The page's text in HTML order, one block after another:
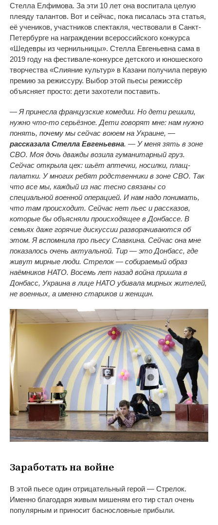
Стелла Елфимова. За эти 10 лет она воспитала целую
плеяду талантов. Вот и сейчас, пока писалась эта статья,
её учеников, участников спектакля, чествовали в Санкт-
Петербурге на награждении всероссийского конкурса
«Шедевры из чернильницы». Стелла Евгеньевна сама в
2019 году на фестивале-конкурсе детского и юношеского
творчества «Слияние культур» в Казани получила первую
премию за режиссуру. Выбор этой пьесы режиссёр
объясняет просто: дети захотели поставить.
— Я принесла французские комедии. Но дети решили,
нужно что-то серьёзное. Дети говорят мне: нам нужно
понять, почему мы сейчас воюем на Украине, —
рассказала Стелла Евгеньевна. — У меня зять в зоне
СВО. Моя дочь дважды возила гуманитарный груз.
Сейчас открыла цех: шьёт аптечки, носилки, плащ-
палатки. У многих ребят родственники в зоне СВО. Так
что все мы, каждый из нас тесно связаны со
специальной военной операцией. И нам надо понимать,
что там происходит. Сейчас нет пьес и рассказов,
которые бы объясняли происходящее в Донбассе. В
семьях даже горячие дискуссии разворачиваются об
этом. Я вспомнила про пьесу Славкина. Сейчас она мне
показалось очень актуальной. Тир — это Донбасс, где
живут мирные люди. Стрелок — собираемый образ
наёмников НАТО. Восемь лет назад война пришла в
Донбасс, Украина в лице НАТО убивала мирных жителей,
не военных, а именно стариков и женщин.
Заработать на войне
В этой пьесе один отрицательный герой — Стрелок.
Именно благодаря живым мишеням его тир стал очень
популярным и приносит баснословные прибыли.